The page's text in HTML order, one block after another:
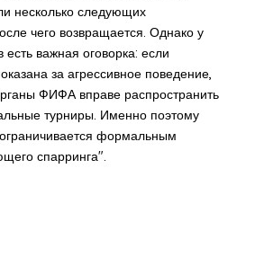
несколько следующих
чего возвращается. Однако у
важная оговорка: если
за агрессивное поведение,
ФИФА вправе распространить
турниры. Именно поэтому
формальным
спарринга".